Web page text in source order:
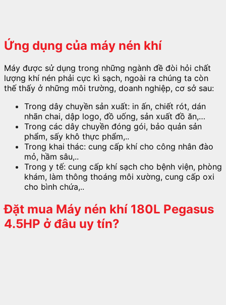
Ứng dụng của máy nén khí
Máy được sử dụng trong những ngành đề đòi hỏi chất
lượng khí nén phải cực kì sạch, ngoài ra chúng ta còn
thế thấy ở những môi trường, doanh nghiệp, cơ sở sau:
Trong dây chuyền sản xuất: in ấn, chiết rót, dán
nhãn chai, dập logo, đồ uống, sản xuất đồ ăn,…
Trong các dây chuyền đóng gói, bảo quản sản
phẩm, sấy khô thực phẩm,..
Trong khai thác: cung cấp khí cho công nhân đào
mỏ, hầm sâu,..
Trong y tế: cung cấp khí sạch cho bệnh viện, phòng
khám, làm thông thoáng môi xường, cung cấp oxi
cho bình chứa,..
Đặt mua Máy nén khí 180L Pegasus
4.5HP ở đâu uy tín?